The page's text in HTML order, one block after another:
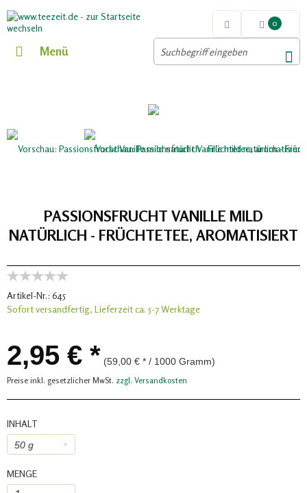
0
Menü
PASSIONSFRUCHT VANILLE MILD
NATÜRLICH - FRÜCHTETEE, AROMATISIERT
Artikel-Nr.: 645
Sofort versandfertig, Lieferzeit ca. 5-7 Werktage
2,95 € * (59,00 € * / 1000 Gramm)
Preise inkl. gesetzlicher MwSt. zzgl. Versandkosten
INHALT
MENGE